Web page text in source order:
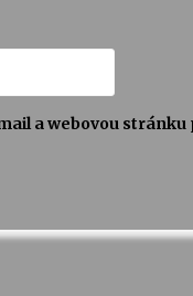
a webovou